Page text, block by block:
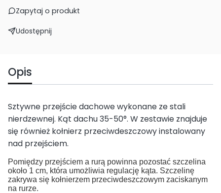
Zapytaj o produkt
Udostępnij
Opis
Sztywne przejście dachowe wykonane ze stali
nierdzewnej. Kąt dachu 35-50°. W zestawie znajduje
się również kołnierz przeciwdeszczowy instalowany
nad przejściem.
Pomiędzy przejściem a rurą powinna pozostać szczelina
około 1 cm, która umożliwia regulację kąta. Szczelinę
zakrywa się kołnierzem przeciwdeszczowym zaciskanym
na rurze.